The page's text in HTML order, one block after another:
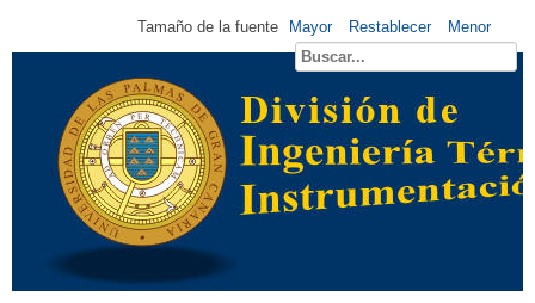
Tamaño de la fuente Mayor Restablecer Menor